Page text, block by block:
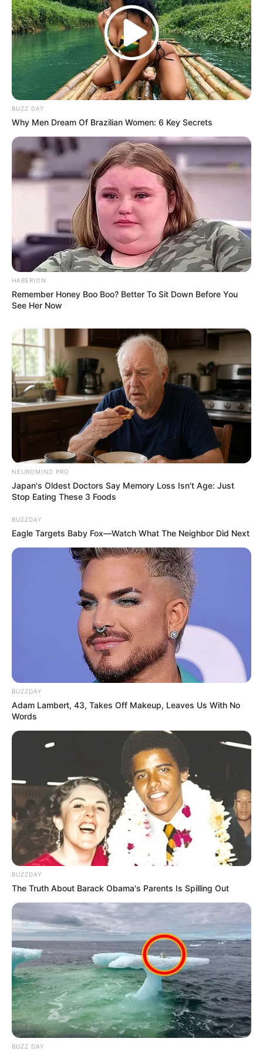
Kasih, yakinlah
Hanya aku yang paling memahami
Besar arti kejujuran diri
Indah sanubarimu, kasih
Percayalah
Hu-uh, uh-uh-uh
Ho-oh-oh, ho-oh
Ho-oh
Mm, di dalam senyummu
Kudengar bahasa kalbumu
Mengalun bening menggetarkan
Kini dirimu yang selalu
Bertahta di benakku
Dan aku ‘kan mengiringi
Bersama di setiap langkahmu
Di setiap langkahmu, ho-oh
Percayalah
Hanya diriku paling mengerti
Dan arti kata kecewamu
Kasih, yakinlah
Hanya aku yang paling memahami
Besar arti kejujuran diri
Indah sanubarimu, kasih
Percayalah
Ho-oh
Percayalah, hm-mm
6. Tulus – Langit Abu-Abu
Hu-uu uu-uu
Tak mungkin secepat itu kau lupa
Mengungkapkan semua kekurangannya
Semua dariku yang tak dia punya
Daya pikat yang memang engkau punya
Sungguh-sungguh ingin aku lindungi
Dan setelah luka-lukamu reda
Kau lupa aku juga punya rasa
Lalu kau pergi kembali dengannya
Di bawah basah langit abu-abu
Kau dimana?
Di lengannya malam menuju minggu
Kau dimana?
Kala dering masih ada namamu
Beberapa pesan singkat untukku
Entah apa maksudmu yang kutahu
Sayangimu aku telah keliru
BUZZ DAY
Why Men Dream Of Brazilian Women: 6 Key Secrets
HABERION
Remember Honey Boo Boo? Better To Sit Down Before You
See Her Now
NEUROMIND PRO
Japan's Oldest Doctors Say Memory Loss Isn't Age: Just
Stop Eating These 3 Foods
BUZZDAY
Eagle Targets Baby Fox—Watch What The Neighbor Did Next
BUZZDAY
Adam Lambert, 43, Takes Off Makeup, Leaves Us With No
Words
BUZZDAY
The Truth About Barack Obama's Parents Is Spilling Out
BUZZ DAY